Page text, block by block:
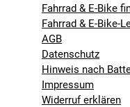
Fahrrad & E-Bike
Fahrrad & E-Bike-
AGB
Datenschutz
Hinweis nach
Impressum
Widerruf erklären